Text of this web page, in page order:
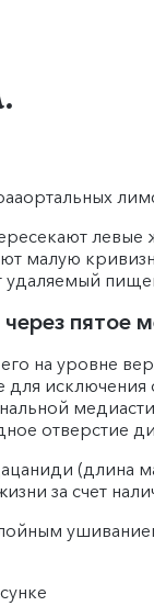
малую
удаляемый
пятое
на уровне
исключения
отверстие
(длина
за счет